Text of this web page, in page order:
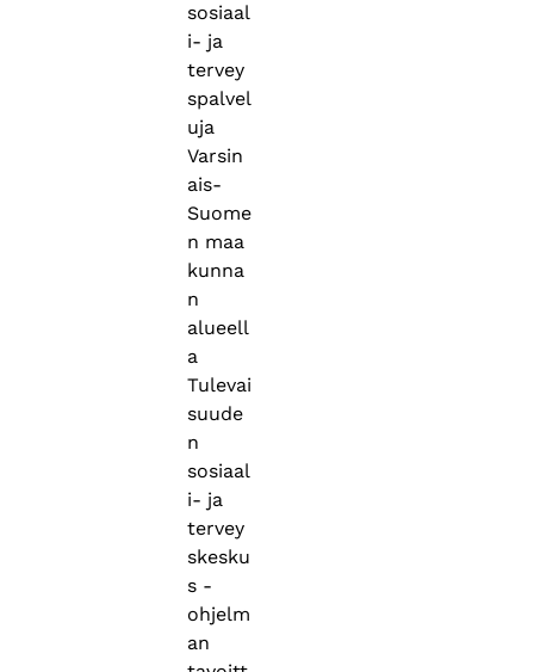
sosiaal
i- ja
tervey
spalvel
uja
Varsin
ais-
Suome
n maa
kunna
n
alueell
a
Tulevai
suude
n
sosiaal
i- ja
tervey
skesku
s -
ohjelm
an